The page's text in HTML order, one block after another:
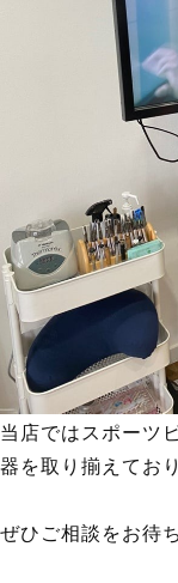
当店ではスポーツ
器を取り揃えてお
ぜひご相談をお待